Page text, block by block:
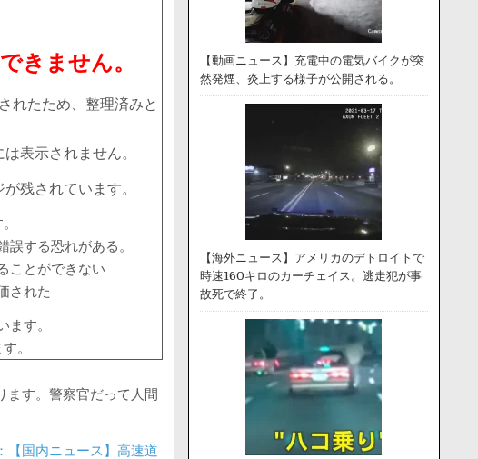
きません。
れたため、整理済みと
表示されません。
残されています。
する恐れがある。
ことができない
された
ます。
。
ます。警察官だって人間
【国内ニュース】高速道
【動画ニュース】充電中の電気バイクが突
然発煙、炎上する様子が公開される。
【海外ニュース】アメリカのデトロイトで
時速160キロのカーチェイス。逃走犯が事
故死で終了。